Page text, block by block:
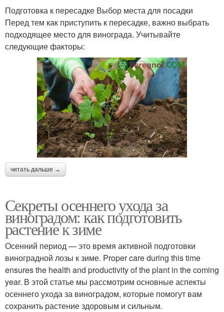
Подготовка к пересадке Выбор места для посадки
Перед тем как приступить к пересадке, важно выбрать
подходящее место для винограда. Учитывайте
следующие факторы:
читать дальше →
Секреты осеннего ухода за
виноградом: как подготовить
растение к зиме
Осенний период — это время активной подготовки
виноградной лозы к зиме. Proper care during this time
ensures the health and productivity of the plant in the coming
year. В этой статье мы рассмотрим основные аспекты
осеннего ухода за виноградом, которые помогут вам
сохранить растение здоровым и сильным.